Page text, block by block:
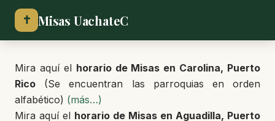
✝ Misas UachateC
Mira aquí el horario de Misas en Carolina, Puerto
Rico (Se encuentran las parroquias en orden
alfabético) (más…)
Mira aquí el horario de Misas en Aguadilla, Puerto